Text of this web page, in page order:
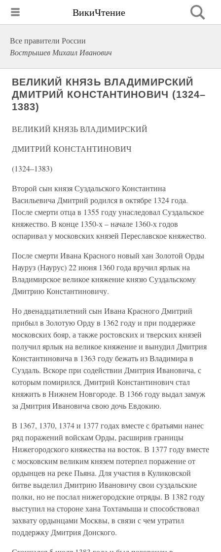
ВикиЧтение
Все правители России
Вострышев Михаил Иванович
ВЕЛИКИЙ КНЯЗЬ ВЛАДИМИРСКИЙ
ДМИТРИЙ КОНСТАНТИНОВИЧ (1324–
1383)
ВЕЛИКИЙ КНЯЗЬ ВЛАДИМИРСКИЙ
ДМИТРИЙ КОНСТАНТИНОВИЧ
(1324–1383)
Второй сын князя Суздальского Константина
Васильевича Дмитрий родился в октябре 1324 года.
После смерти отца в 1355 году унаследовал Суздальское
княжество. В конце 1350-х – начале 1360-х годов
оспаривал у московских князей Переславское княжество.
После смерти Ивана Красного новый хан Золотой Орды
Науруз (Наурус) 22 июня 1360 года вручил ярлык на
Владимирское великое княжение князю Суздальскому
Дмитрию Константиновичу.
Но двенадцатилетний сын Ивана Красного Дмитрий
прибыл в Золотую Орду в 1362 году и при поддержке
московских бояр, а также ростовских и тверских князей
получил ярлык на великое княжение и вынудил Дмитрия
Константиновича в 1363 году бежать из Владимира в
Суздаль. Вскоре при содействии Дмитрия Ивановича, с
которым помирился, Дмитрий Константинович стал
княжить в Нижнем Новгороде. В 1366 году выдал замуж
за Дмитрия Ивановича свою дочь Евдокию.
В 1367, 1370, 1374 и 1377 годах вместе с братьями нанес
ряд поражений войскам Орды, расширив границы
Нижегородского княжества на восток. В 1377 году вместе
с московским великим князем потерпел поражение от
ордынцев на реке Пьяна. Для участия в Куликовской
битве выделил Дмитрию Ивановичу свои суздальские
полки, но не послал нижегородские отряды. В 1382 году
выступил на стороне хана Тохтамыша и способствовал
захвату ордынцами Москвы, в связи с чем утратил
поддержку Дмитрия Донского.